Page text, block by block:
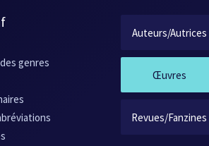
genres
Auteurs/Autrices
Œuvres
Revues/Fanzines